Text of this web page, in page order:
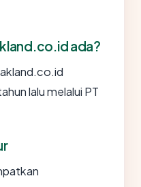
ada?
lalu melalui PT